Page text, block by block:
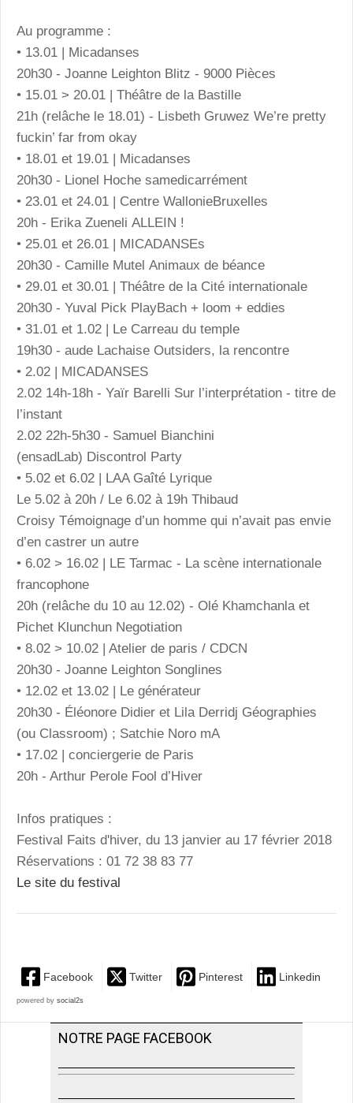
Au programme :
• 13.01 | Micadanses
20h30 - Joanne Leighton Blitz - 9000 Pièces
• 15.01 > 20.01 | Théâtre de la Bastille
21h (relâche le 18.01) - Lisbeth Gruwez We’re pretty
fuckin’ far from okay
• 18.01 et 19.01 | Micadanses
20h30 - Lionel Hoche samedicarrément
• 23.01 et 24.01 | Centre WallonieBruxelles
20h - Erika Zueneli ALLEIN !
• 25.01 et 26.01 | MICADANSEs
20h30 - Camille Mutel Animaux de béance
• 29.01 et 30.01 | Théâtre de la Cité internationale
20h30 - Yuval Pick PlayBach + loom + eddies
• 31.01 et 1.02 | Le Carreau du temple
19h30 - aude Lachaise Outsiders, la rencontre
• 2.02 | MICADANSES
2.02 14h-18h - Yaïr Barelli Sur l’interprétation - titre de
l’instant
2.02 22h-5h30 - Samuel Bianchini
(ensadLab) Discontrol Party
• 5.02 et 6.02 | LAA Gaîté Lyrique
Le 5.02 à 20h / Le 6.02 à 19h Thibaud
Croisy Témoignage d’un homme qui n’avait pas envie
d’en castrer un autre
• 6.02 > 16.02 | LE Tarmac - La scène internationale
francophone
20h (relâche du 10 au 12.02) - Olé Khamchanla et
Pichet Klunchun Negotiation
• 8.02 > 10.02 | Atelier de paris / CDCN
20h30 - Joanne Leighton Songlines
• 12.02 et 13.02 | Le générateur
20h30 - Éléonore Didier et Lila Derridj Géographies
(ou Classroom) ; Satchie Noro mA
• 17.02 | conciergerie de Paris
20h - Arthur Perole Fool d’Hiver
Infos pratiques :
Festival Faits d'hiver, du 13 janvier au 17 février 2018
Réservations : 01 72 38 83 77
Le site du festival
Facebook Twitter Pinterest Linkedin
powered by social2s
NOTRE PAGE FACEBOOK